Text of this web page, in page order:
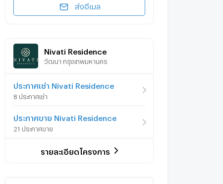
ส่งอีเมล
Nivati Residence
วัฒนา กรุงเทพมหานคร
ประกาศเช่า Nivati Residence
8 ประกาศเช่า
ประกาศขาย Nivati Residence
21 ประกาศขาย
รายละเอียดโครงการ